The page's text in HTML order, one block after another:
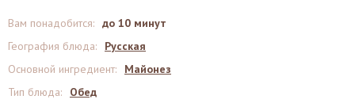
Вам понадобится: до 10 минут
География блюда:
Русская
Основной ингредиент:
Майонез
Тип блюда: Обед